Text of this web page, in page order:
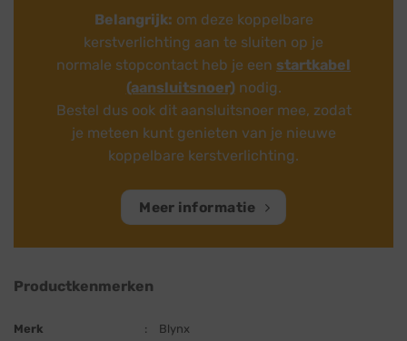
Belangrijk: om deze koppelbare
kerstverlichting aan te sluiten op je
normale stopcontact heb je een startkabel
(aansluitsnoer)nodig.
Bestel dus ook dit aansluitsnoer mee, zodat
je meteen kunt genieten van je nieuwe
koppelbare kerstverlichting.
Meer informatie
Productkenmerken
Merk :
Blynx